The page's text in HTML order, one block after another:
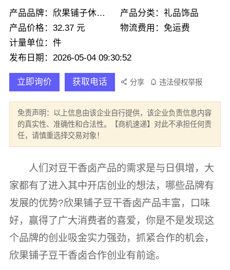
产品品牌：欣果铺子休闲零食
产品分类：礼品饰品
产品价格：32.37 元
物流费用：免运费
计量单位：件
发布日期：2026-05-04 09:30:52
立即询价 获取电话 分享 违法侵权举报
免责声明：以上信息由该企业自行提供，该企业负责信息内容
的真实性、准确性和合法性。【商机速递】对此不承担任何责
任，请慎重选择交易对象！
人们对豆干香卤产品的需求是与日俱增，大
家都有了进入其中开店创业的想法，哪些品牌有
发展的优势?欣果铺子豆干香卤产品丰富，口味
好，赢得了广大消费者的喜爱，你是不是发现这
个品牌的创业吸金实力强劲，抓紧合作的机会，
欣果铺子豆干香卤合作创业有前途。